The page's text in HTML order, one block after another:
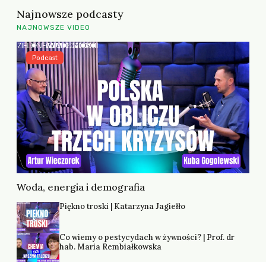
Najnowsze podcasty
NAJNOWSZE VIDEO
Woda, energia i demografia
Podcast
Piękno troski | Katarzyna Jagiełło
Co wiemy o pestycydach w żywności? | Prof. dr
hab. Maria Rembiałkowska